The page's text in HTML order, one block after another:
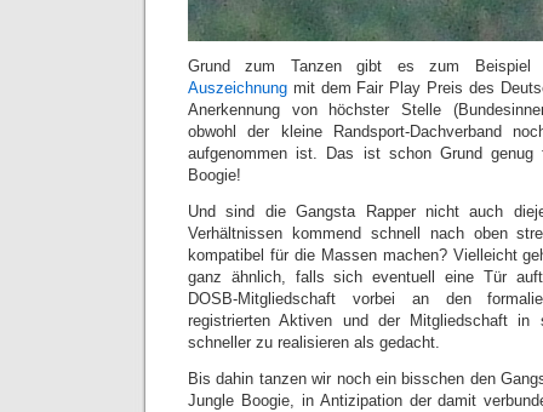
Grund zum Tanzen gibt es zum Beispiel
Auszeichnung mit dem Fair Play Preis des
Anerkennung von höchster Stelle
obwohl der kleine Randsport-Dachverband
aufgenommen ist. Das ist schon Grund genug
Boogie!
Und sind die Gangsta Rapper nicht auch
Verhältnissen kommend schnell nach oben
kompatibel für die Massen machen? Vielleicht
ganz ähnlich, falls sich eventuell eine Tür
DOSB-Mitgliedschaft vorbei an den
registrierten Aktiven und der Mitgliedschaft in
schneller zu realisieren als gedacht.
Bis dahin tanzen wir noch ein bisschen den
Jungle Boogie, in Antizipation der damit